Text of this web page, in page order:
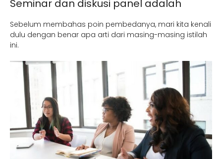
Seminar dan diskusi panel adalah
Sebelum membahas poin pembedanya, mari kita kenali
dulu dengan benar apa arti dari masing-masing istilah
ini.